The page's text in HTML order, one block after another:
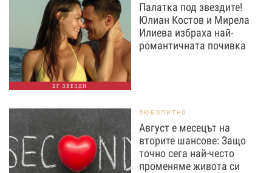
БГ ЗВЕЗДИ
Палатка под звездите!
Юлиан Костов и Мирела
Илиева избраха най-
романтичната почивка
ЛЮБОПИТНО
Август е месецът на
вторите шансове: Защо
точно сега най-често
променяме живота си